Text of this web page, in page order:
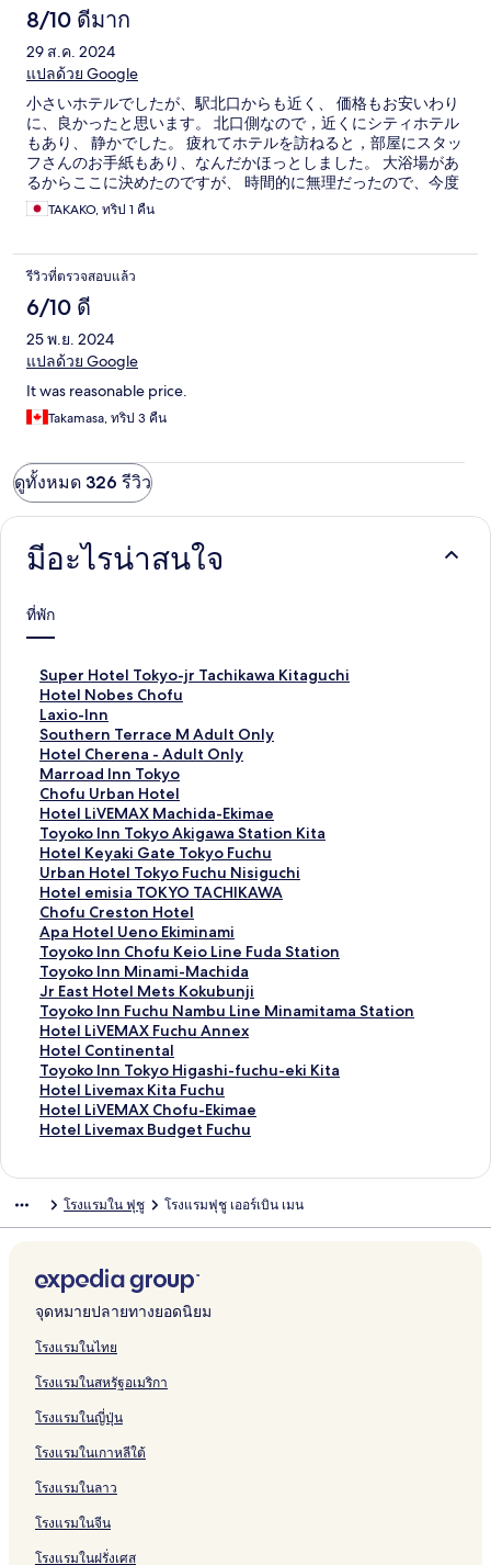
8/10 ดีมาก
29 ส.ค. 2024
แปลด้วย Google
小さいホテルでしたが、駅北口からも近く、 価格もお安いわり
に、良かったと思います。 北口側なので，近くにシティホテル
もあり、 静かでした。 疲れてホテルを訪ねると，部屋にスタッ
フさんのお手紙もあり、なんだかほっとしました。 大浴場があ
るからここに決めたのですが、 時間的に無理だったので、今度
行くことがあれば 大浴場にも行きたいです。
TAKAKO, ทริป 1 คืน
รีวิวที่ตรวจสอบแล้ว
6/10 ดี
25 พ.ย. 2024
แปลด้วย Google
It was reasonable price.
Takamasa, ทริป 3 คืน
ดูทั้งหมด 326 รีวิว
มีอะไรน่าสนใจ
ที่พัก
Super Hotel Tokyo-jr Tachikawa Kitaguchi
ลิ
ง
ก์
ม
า
ต
ร
ฐ
า
น
สำ
ห
รั
บ
S
u
p
e
r
H
o
t
e
l
o
r
T
a
c
i
a
w
a
K
t
Hotel Nobes Chofu
ลิ
ง
ก์
ม
า
ต
ร
ฐ
า
น
สำ
ห
รั
บ
H
o
t
e
l
N
o
b
e
f
Laxio-Inn
ลิ
ง
ก์
ม
า
ต
ร
ฐ
า
น
สำ
ห
รั
บ
L
a
x
i
o
-
I
n
Southern Terrace M Adult Only
ลิ
ง
ก์
ม
า
ต
ร
ฐ
า
น
สำ
ห
รั
บ
S
o
u
t
h
e
r
r
e
M
A
d
l
O
n
l
y
Hotel Cherena - Adult Only
ลิ
ง
ก์
ม
า
ต
ร
ฐ
า
น
สำ
ห
รั
บ
H
o
t
e
l
C
n
A
d
u
l
O
l
y
Marroad Inn Tokyo
ลิ
ง
ก์
ม
า
ต
ร
ฐ
า
น
สำ
ห
รั
บ
M
a
r
r
o
n
k
y
o
Chofu Urban Hotel
ลิ
ง
ก์
ม
า
ต
ร
ฐ
า
น
สำ
ห
รั
บ
C
h
o
f
a
o
t
e
l
Hotel LiVEMAX Machida-Ekimae
ลิ
ง
ก์
ม
า
ต
ร
ฐ
า
น
สำ
ห
รั
บ
H
o
t
V
A
X
M
a
h
d
a
-
E
i
Toyoko Inn Tokyo Akigawa Station Kita
ลิ
ง
ก์
ม
า
ต
ร
ฐ
า
น
สำ
ห
รั
บ
T
o
I
T
o
k
y
A
i
g
a
w
S
Hotel Keyaki Gate Tokyo Fuchu
ลิ
ง
ก์
ม
า
ต
ร
ฐ
า
น
สำ
ห
รั
บ
H
K
a
k
i
G
t
T
o
k
y
F
Urban Hotel Tokyo Fuchu Nisiguchi
ลิ
ง
ก์
ม
า
ต
ร
ฐ
า
น
สำ
ห
รั
บ
n
t
e
l
T
k
o
F
u
c
u
Hotel emisia TOKYO TACHIKAWA
ลิ
ง
ก์
ม
า
ต
ร
ฐ
า
น
สำ
ห
รั
e
m
i
s
i
T
K
Y
O
T
C
Chofu Creston Hotel
ลิ
ง
ก์
ม
า
ต
ร
ฐ
า
น
สำ
ห
o
C
r
e
s
o
H
o
t
e
Apa Hotel Ueno Ekiminami
ลิ
ง
ก์
ม
า
ต
ร
ฐ
า
น
สำ
p
o
t
e
l
e
o
E
k
i
i
Toyoko Inn Chofu Keio Line Fuda Station
ลิ
ง
ก์
ม
า
ต
ร
ฐ
า
น
T
o
k
o
I
n
h
o
f
u
e
Toyoko Inn Minami-Machida
ลิ
ง
ก์
ม
า
ต
ร
ฐ
า
บ
y
o
k
o
n
M
i
n
a
i
Jr East Hotel Mets Kokubunji
ลิ
ง
ก์
ม
า
ต
ร
ฐ
รั
r
E
a
s
H
t
e
l
M
t
Toyoko Inn Fuchu Nambu Line Minamitama Station
ลิ
ง
ก์
ม
า
ต
ร
สำ
ห
T
o
y
o
o
n
n
F
u
h
Hotel LiVEMAX Fuchu Annex
ลิ
ง
ก์
ม
า
ต
สำ
บ
H
o
t
l
i
V
E
M
X
Hotel Continental
ลิ
ง
ก์
ม
า
น
รั
บ
H
o
e
C
o
n
t
n
Toyoko Inn Tokyo Higashi-fuchu-eki Kita
ลิ
ง
ก์
ม
า
ห
รั
บ
T
y
k
o
I
n
T
Hotel Livemax Kita Fuchu
ลิ
ง
ก์
ฐ
สำ
ห
รั
บ
o
e
l
L
i
e
Hotel LiVEMAX Chofu-Ekimae
ลิ
ง
ร
น
สำ
ห
รั
H
t
e
l
L
V
Hotel Livemax Budget Fuchu
ลิ
ต
า
น
สำ
ห
บ
o
t
e
l
i
โรงแรมใน ฟุชู โรงแรมฟุชู เออร์เบิน เมน
จุดหมายปลายทางยอดนิยม
โรงแรมในไทย
โรงแรมในสหรัฐอเมริกา
โรงแรมในญี่ปุ่น
โรงแรมในเกาหลีใต้
โรงแรมในลาว
โรงแรมในจีน
โรงแรมในฝรั่งเศส